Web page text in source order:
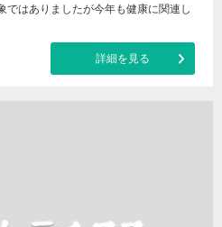
ではありましたが今年も健康に関連し
詳細を見る